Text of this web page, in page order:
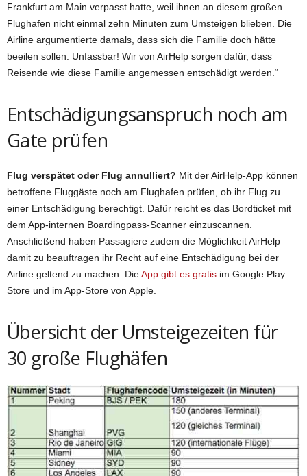
Frankfurt am Main verpasst hatte, weil ihnen an diesem großen
Flughafen nicht einmal zehn Minuten zum Umsteigen blieben. Die
Airline argumentierte damals, dass sich die Familie doch hätte
beeilen sollen. Unfassbar! Wir von AirHelp sorgen dafür, dass
Reisende wie diese Familie angemessen entschädigt werden.“
Entschädigungsanspruch noch am
Gate prüfen
Flug verspätet oder Flug annulliert? Mit der AirHelp-App können
betroffene Fluggäste noch am Flughafen prüfen, ob ihr Flug zu
einer Entschädigung berechtigt. Dafür reicht es das Bordticket mit
dem App-internen Boardingpass-Scanner einzuscannen.
Anschließend haben Passagiere zudem die Möglichkeit AirHelp
damit zu beauftragen ihr Recht auf eine Entschädigung bei der
Airline geltend zu machen. DieApp gibt es gratis im Google Play
Store und im App-Store von Apple.
Übersicht der Umsteigezeiten für
30 große Flughäfen